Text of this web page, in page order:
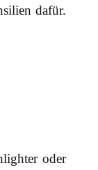
dafür.
oder